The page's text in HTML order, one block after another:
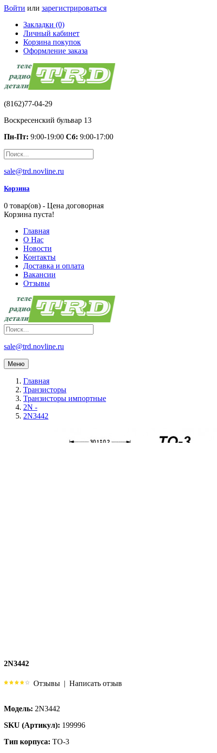
Войти или зарегистрироваться
Закладки (0)
Личный кабинет
Корзина покупок
Оформление заказа
(8162)77-04-29
Воскресенский бульвар 13
Пн-Пт: 9:00-19:00 Сб: 9:00-17:00
sale@trd.novline.ru
Корзина
0 товар(ов) - Цена договорная
Корзина пуста!
Главная
О Нас
Новости
Контакты
Доставка и оплата
Вакансии
Отзывы
sale@trd.novline.ru
Меню
Главная
Транзисторы
Транзисторы импортные
2N -
2N3442
2N3442
Отзывы | Написать отзыв
Модель: 2N3442
SKU (Артикул): 199996
Тип корпуса: TO-3